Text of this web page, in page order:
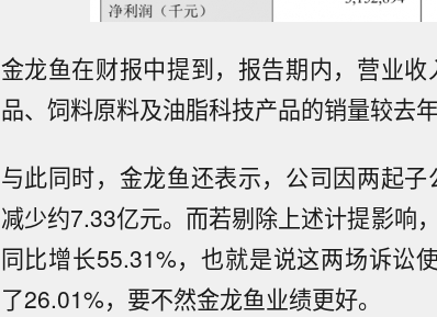
金龙鱼在财报中提到，报告期内，营业
品、饲料原料及油脂科技产品的销量较去
与此同时，金龙鱼还表示，公司因两起
减少约7.33亿元。而若剔除上述计提影响
同比增长55.31%，也就是说这两场诉讼
了26.01%，要不然金龙鱼业绩更好。